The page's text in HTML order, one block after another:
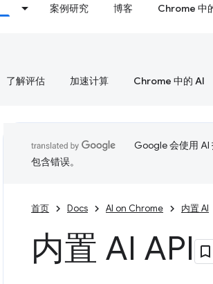
案例研究 博客 Chrome 中
了解评估 加速计算 Chrome 中的 AI
Google 会使用 AI
包含错误。
首页 Docs AI on Chrome 内置 AI
内置 AI API